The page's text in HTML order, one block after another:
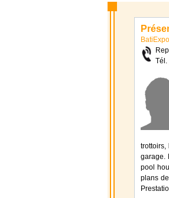
Tél.
trottoirs,
garage.
pool
plans